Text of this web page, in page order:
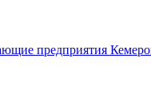
предприятия